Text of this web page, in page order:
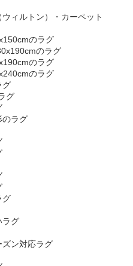
ィルトン）・カーペット
のラグ
のラグ
のラグ
のラグ
グ
グ
のラグ
グ
ラグ
ズン対応ラグ